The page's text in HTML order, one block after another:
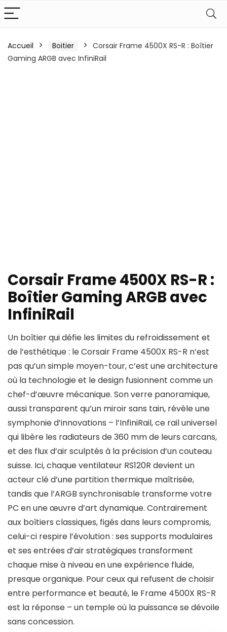
Accueil Boitier
Corsair Frame 4500X RS-R : Boîtier
Gaming ARGB avec InfiniRail
Corsair Frame 4500X RS-R :
Boîtier Gaming ARGB avec
InfiniRail
Un boîtier qui défie les limites du refroidissement et
de l’esthétique : le Corsair Frame 4500X RS-R n’est
pas qu’un simple moyen-tour, c’est une architecture
où la technologie et le design fusionnent comme un
chef-d’œuvre mécanique. Son verre panoramique,
aussi transparent qu’un miroir sans tain, révèle une
symphonie d’innovations – l’InfiniRail, ce rail universel
qui libère les radiateurs de 360 mm de leurs carcans,
et des flux d’air sculptés à la précision d’un couteau
suisse. Ici, chaque ventilateur RS120R devient un
acteur clé d’une partition thermique maîtrisée,
tandis que l’ARGB synchronisable transforme votre
PC en une œuvre d’art dynamique. Contrairement
aux boîtiers classiques, figés dans leurs compromis,
celui-ci respire l’évolution : ses supports modulaires
et ses entrées d’air stratégiques transforment
chaque mise à niveau en une expérience fluide,
presque organique. Pour ceux qui refusent de choisir
entre performance et beauté, le Frame 4500X RS-R
est la réponse – un temple où la puissance se dévoile
sans concession.